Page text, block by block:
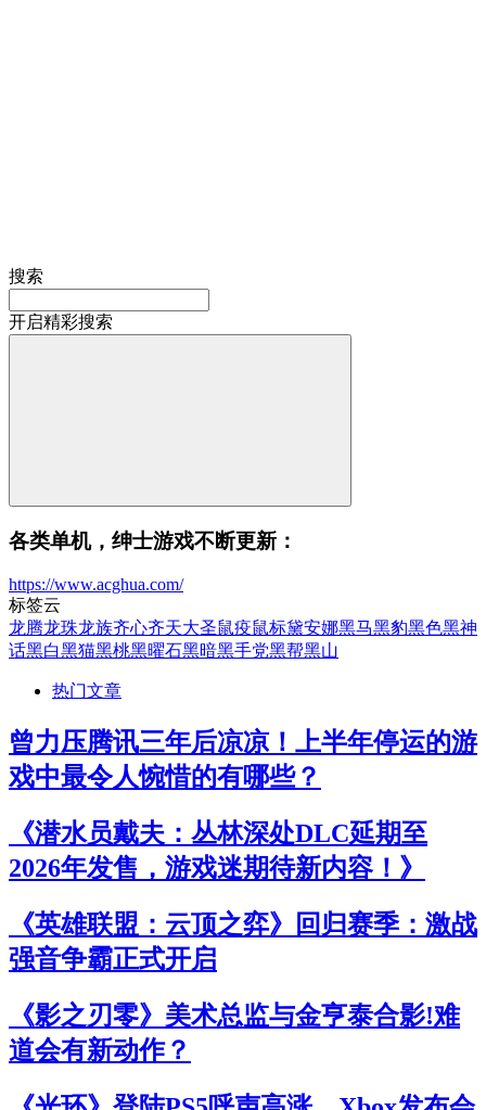
搜索
开启精彩搜索
各类单机，绅士游戏不断更新：
https://www.acghua.com/
标签云
龙腾龙珠龙族齐心齐天大圣鼠疫鼠标黛安娜黑马黑豹黑色黑神
话黑白黑猫黑桃黑曜石黑暗黑手党黑帮黑山
热门文章
曾力压腾讯三年后凉凉！上半年停运的游
戏中最令人惋惜的有哪些？
《潜水员戴夫：丛林深处DLC延期至
2026年发售，游戏迷期待新内容！》
《英雄联盟：云顶之弈》回归赛季：激战
强音争霸正式开启
《影之刃零》美术总监与金亨泰合影!难
道会有新动作？